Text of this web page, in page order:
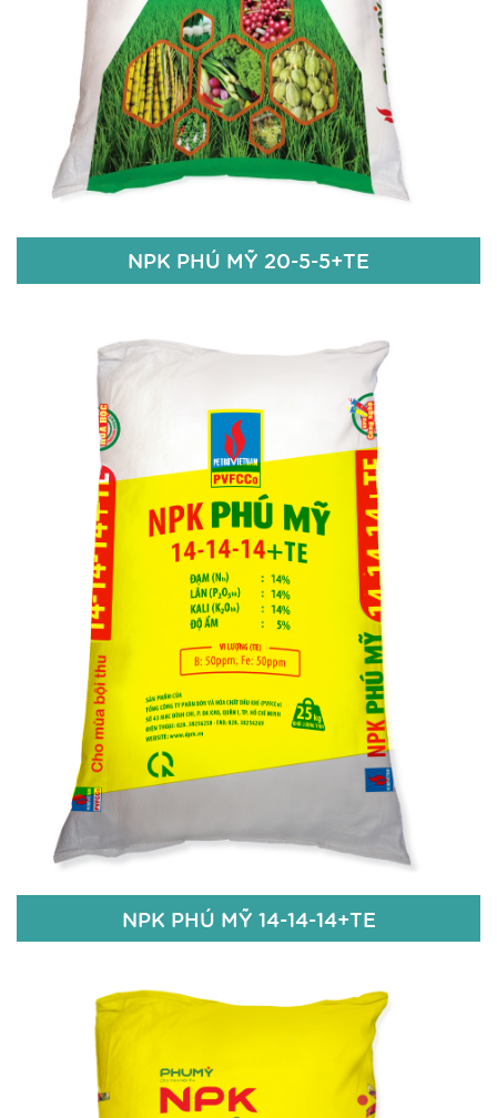
Chi tiết
NPK PHÚ MỸ 20-5-5+TE
NPK PHÚ MỸ 20-5-5+TE
20% N
5% P2
5% K2 O
Zn: 50 ppm; Bo: 50 ppm
Chi tiết
NPK PHÚ MỸ 14-14-14+TE
NPK PHÚ MỸ 14-14-14+TE
14% N